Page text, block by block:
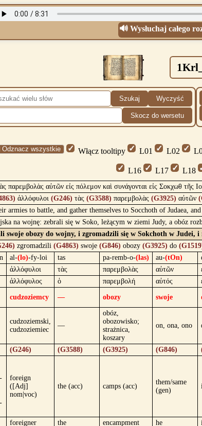
🔊 Wysłuchaj całego
Szukaj Wyczyść
Skocz do wersetu
Odznacz wszystkie Włącz tooltipy L01 L02
L16 L17 L18
παρεμβολὰς αὐτῶν εἰς πόλεμον καὶ συνάγονται εἰς Σοκχωθ
ἀλλόφυλοι (G246) τὰς (G3588) παρεμβολὰς (G3925) αὐτῶν
armies to battle, and gather themselves to Socchoth of Judaea,
na wojnę: zebrali się w Soko, leżącym w ziemi Judy, a obóz
swoje obozy do wojny, i zgromadzili się w Sokchoth w Judei,
zgromadzili (G4863) swoje (G846) obozy (G3925) do
al-(lo)-fy-loi tas pa-remb-o-(las) au-(tOn)
ἀλλόφυλοι τὰς παρεμβολὰς αὐτῶν
ἀλλόφυλος ὁ παρεμβολή αὐτός
cudzoziemcy — obozy swoje
cudzoziemski,
cudzoziemiec
—
obóz,
obozowisko;
strażnica,
koszary
on, ona, ono
(G246) (G3588) (G3925) (G846)
foreign
([Adj]
nom|voc)
the (acc) camps (acc)
them/same
(gen)
foreigner the encampment he